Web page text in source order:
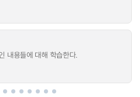
내용들에 대해 학습한다.